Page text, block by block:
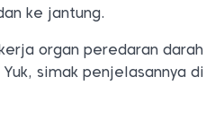
ke jantung.
organ peredaran darah
simak penjelasannya di